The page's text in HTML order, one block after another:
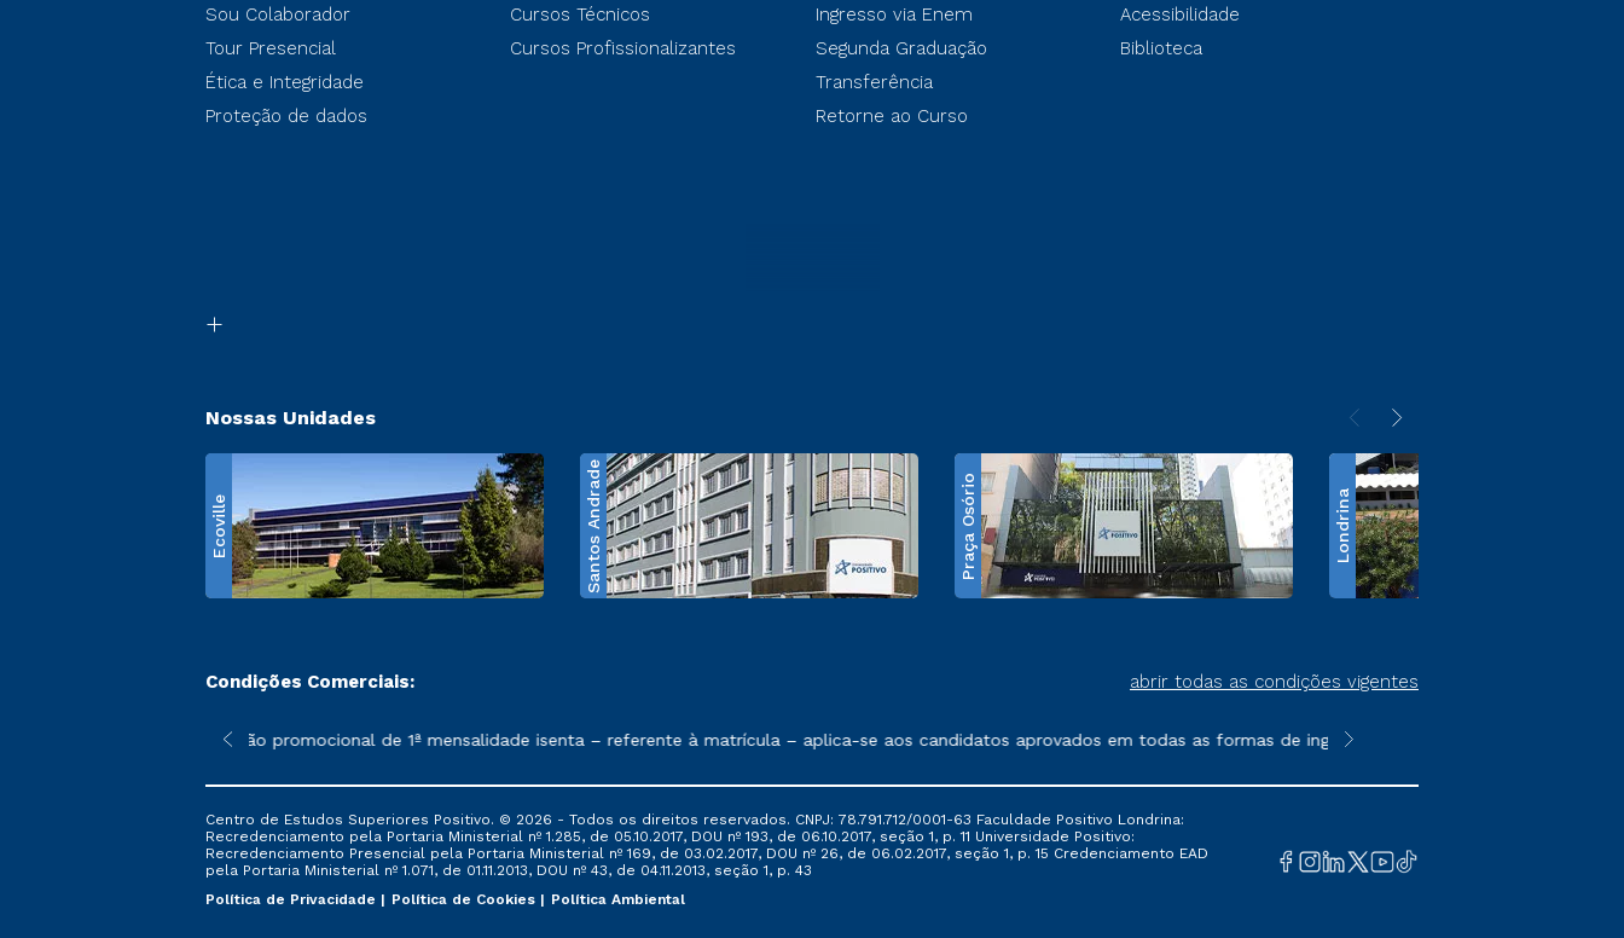
Sou Colaborador
Tour Presencial
Ética e Integridade
Proteção de dados
Cursos Técnicos
Cursos Profissionalizantes
Ingresso via Enem
Segunda Graduação
Transferência
Retorne ao Curso
Acessibilidade
Biblioteca
Nossas Unidades
Ecoville Santos Andrade Praça Osório Londrina
Condições Comerciais: abrir todas as condições vigentes
sofrer alterações nos períodos de rematrícula conforme exposto no contrato de prestação de serviços
*A condição promocional de 1ª mensalidade isenta – referente à matrícula – aplica-se aos candidatos aprovados em todas as formas de ingresso, exceto na prova on-line
**Semipresencial é um formato do
Centro de Estudos Superiores Positivo. © 2026 - Todos os direitos reservados. CNPJ: 78.791.712/0001-63 Faculdade Positivo Londrina:
Recredenciamento pela Portaria Ministerial nº 1.285, de 05.10.2017, DOU nº 193, de 06.10.2017, seção 1, p. 11 Universidade Positivo:
Recredenciamento Presencial ​pela Portaria Ministerial nº 169, de 03.02.2017, DOU nº 26, de 06.02.2017, seção 1, p. 15 Credenciamento EAD
pela Portaria Ministerial nº 1.071, de 01.11.2013, DOU nº 43, de 04.11.2013, seção 1, p. 43
Política de Privacidade
Política de Cookies Política Ambiental